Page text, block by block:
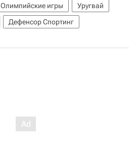
Олимпийские игры
Уругвай
Дефенсор Спортинг